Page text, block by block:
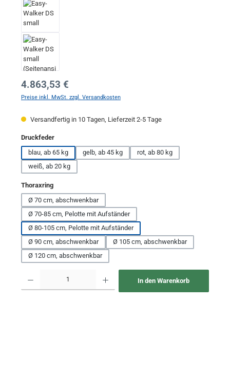
Regulärer Preis:
4.863,53 €
Preise inkl. MwSt. zzgl. Versandkosten
Versandfertig in 10 Tagen, Lieferzeit 2-5 Tage
Druckfederauswählen
blau, ab 65 kg
gelb, ab 45 kg
rot, ab 80 kg
weiß, ab 20 kg
Thoraxringauswählen
Ø 70 cm, abschwenkbar
Ø 70-85 cm, Pelotte mit Aufständer
Ø 80-105 cm, Pelotte mit Aufständer
Ø 90 cm, abschwenkbar
Ø 105 cm, abschwenkbar
Ø 120 cm, abschwenkbar
In den Warenkorb